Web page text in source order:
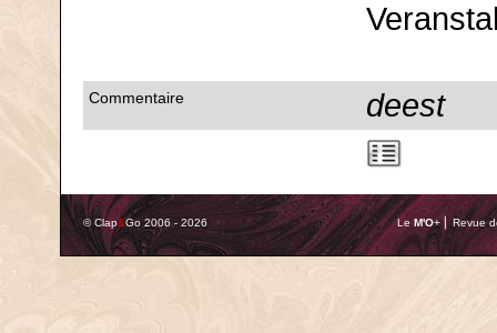
Commentaire deest
© Clap&Go 2006 - 2026 Le M'O+ ⎢ Revue